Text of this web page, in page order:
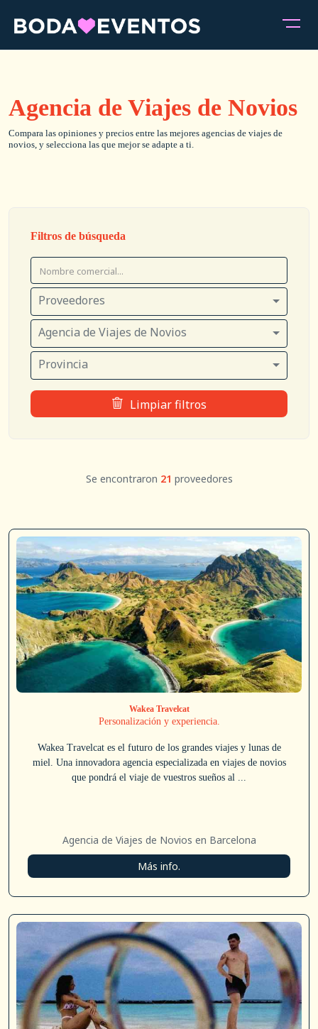
Agencia de Viajes de Novios
Compara las opiniones y precios entre las mejores agencias de viajes de
novios, y selecciona las que mejor se adapte a ti.
Filtros de búsqueda
Proveedores
Agencia de Viajes de Novios
Provincia
Limpiar filtros
Se encontraron 21 proveedores
Wakea Travelcat
Personalización y experiencia.
Wakea Travelcat es el futuro de los grandes viajes y lunas de
miel. Una innovadora agencia especializada en viajes de novios
que pondrá el viaje de vuestros sueños al ...
Agencia de Viajes de Novios en Barcelona
Más info.